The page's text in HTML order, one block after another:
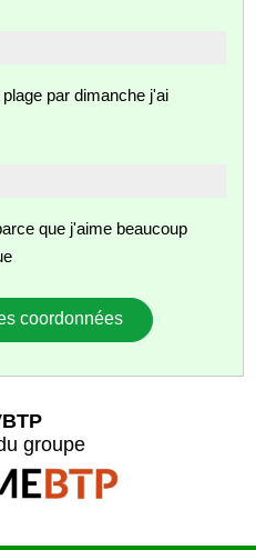
par dimanche j'ai
que j'aime beaucoup
coordonnées
groupe